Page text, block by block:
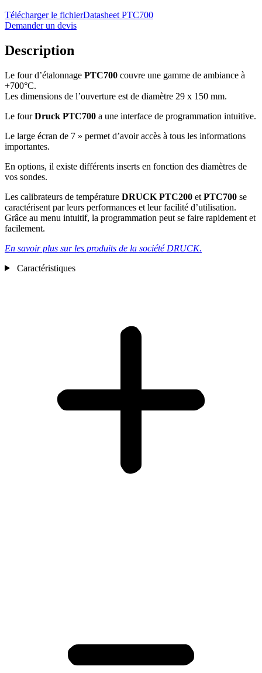
Télécharger le fichierDatasheet PTC700
Demander un devis
Description
Le four d’étalonnage PTC700 couvre une gamme de ambiance à
+700°C.
Les dimensions de l’ouverture est de diamètre 29 x 150 mm.
Le fourDruck PTC700 a une interface de programmation intuitive.
Le large écran de 7 » permet d’avoir accès à tous les informations
importantes.
En options, il existe différents inserts en fonction des diamètres de
vos sondes.
Les calibrateurs de température DRUCK PTC200 et PTC700 se
caractérisent par leurs performances et leur facilité d’utilisation.
Grâce au menu intuitif, la programmation peut se faire rapidement et
facilement.
En savoir plus sur les produits de la société DRUCK.
Caractéristiques